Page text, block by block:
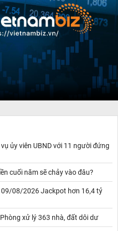
ủy viên UBND với 11 người đứng
cuối năm sẽ chảy vào đâu?
08/2026 Jackpot hơn 16,4 tỷ
xử lý 363 nhà, đất dôi dư